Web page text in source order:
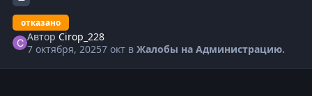
отказано
Автор Cirop_228
7 октября, 20257 окт вЖалобы на Администрацию.